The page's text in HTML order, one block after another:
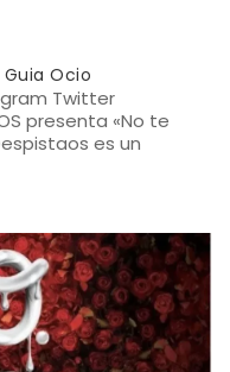
Ocio
Twitter
presenta «No te
es un